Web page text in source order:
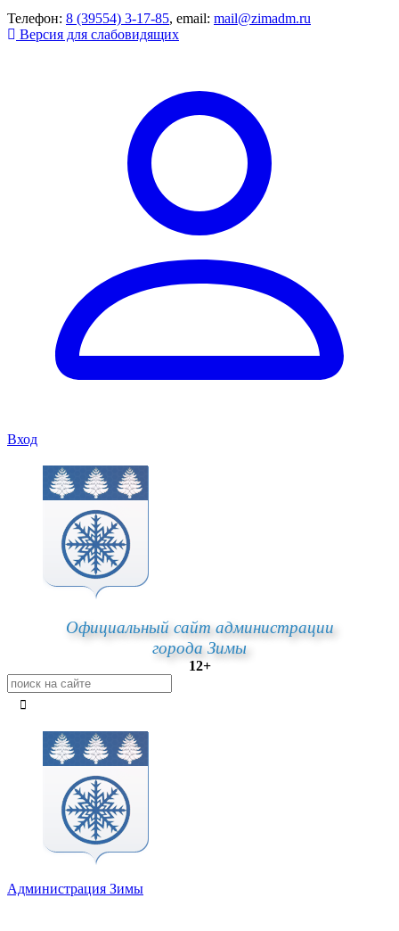
Телефон: 8 (39554) 3-17-85, email: mail@zimadm.ru
Версия для слабовидящих
Вход
Официальный сайт администрации
города Зимы
12+
Администрация Зимы